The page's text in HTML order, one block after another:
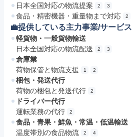
日本全国対応の物流提案 2 3
食品・精密機器・重量物まで対応 2
💼提供している主力事業/サービス
軽貨物・一般貨物輸送
日本全国対応の物流配送
2 3
倉庫業
荷物保管と物流支援
1 2
梱包・発送代行
荷物の梱包と発送代行
2
ドライバー代行
運転業務の代行
2
食品・青果・鮮魚・常温・低温輸送
温度帯別の食品物流
2 4